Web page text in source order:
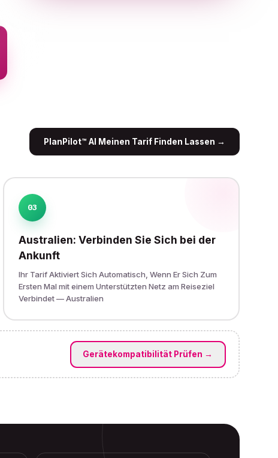
PlanPilot™ AI Meinen Tarif Finden Lassen →
03
Australien: Verbinden Sie Sich bei der
Ankunft
Ihr Tarif Aktiviert Sich Automatisch, Wenn Er Sich Zum
Ersten Mal mit einem Unterstützten Netz am Reiseziel
Verbindet — Australien
Gerätekompatibilität Prüfen →